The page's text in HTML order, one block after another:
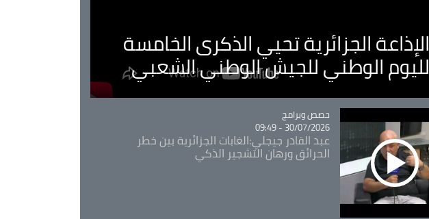
الإذاعة الجزائرية تحيي الذكرى الخامسة
لليوم الوطني للجيش الوطني الشعبي
Catégorie
حصص وبرامج
30/07/2026 - 09:49
عبد القادر جيجلي:الغابات الجزائرية بين خطر
الحرائق ورهان التشجير الذكي